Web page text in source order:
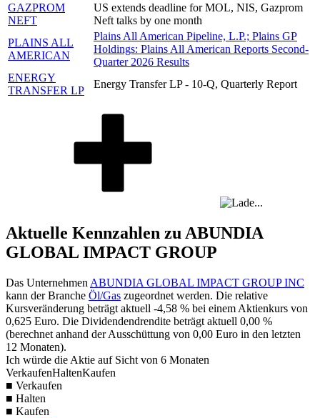
GAZPROM
NEFT
US extends deadline for MOL, NIS, Gazprom
Neft talks by one month
PLAINS ALL
AMERICAN
Plains All American Pipeline, L.P.; Plains GP
Holdings: Plains All American Reports Second-
Quarter 2026 Results
ENERGY
TRANSFER LP
Energy Transfer LP - 10-Q, Quarterly Report
Aktuelle Kennzahlen zu ABUNDIA
GLOBAL IMPACT GROUP
Das Unternehmen ABUNDIA GLOBAL IMPACT GROUP INC
kann der Branche Öl/Gas zugeordnet werden. Die relative
Kursveränderung beträgt aktuell -4,58 % bei einem Aktienkurs von
0,625 Euro. Die Dividendendrendite beträgt aktuell 0,00 %
(berechnet anhand der Ausschüttung von 0,00 Euro in den letzten
12 Monaten).
Ich würde die Aktie auf Sicht von 6 Monaten
VerkaufenHaltenKaufen
■ Verkaufen
■ Halten
■ Kaufen